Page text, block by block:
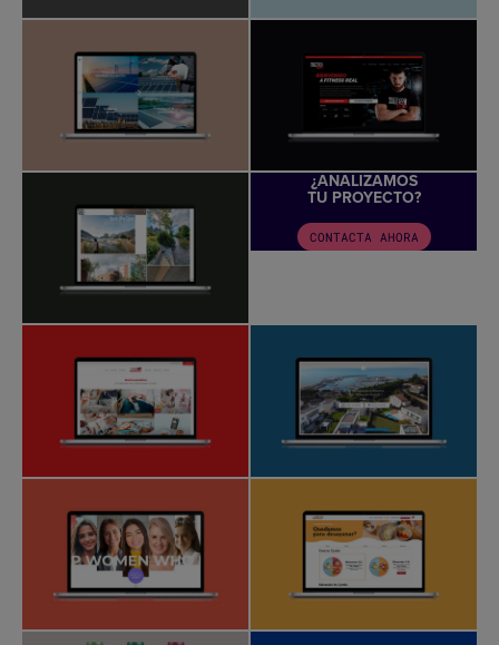
¿ANALIZAMOS
TU PROYECTO?
CONTACTA AHORA